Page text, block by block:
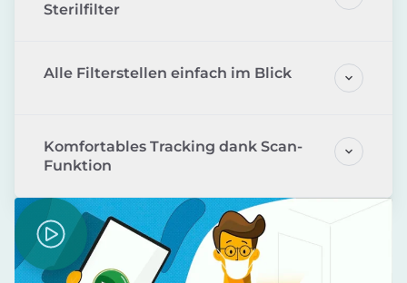
Sterilfilter
Alle Filterstellen einfach im Blick
Komfortables Tracking dank Scan-
Funktion